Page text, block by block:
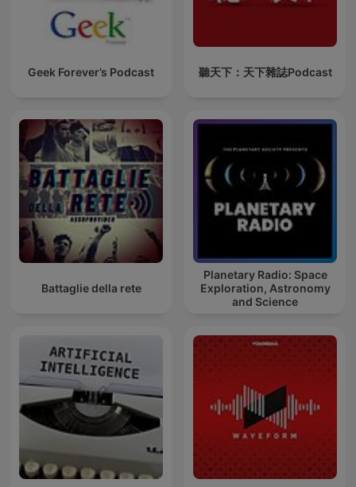
Geek Forever’s Podcast 聽天下：天下雜誌Podcast
Battaglie della rete
Planetary Radio: Space
Exploration, Astronomy
and Science